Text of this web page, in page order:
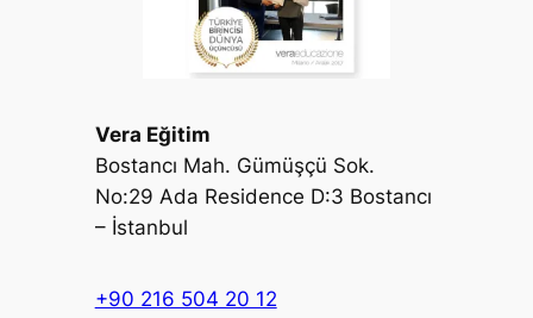
Vera Eğitim
Bostancı Mah. Gümüşçü Sok.
No:29 Ada Residence D:3 Bostancı
– İstanbul
+90 216 504 20 12